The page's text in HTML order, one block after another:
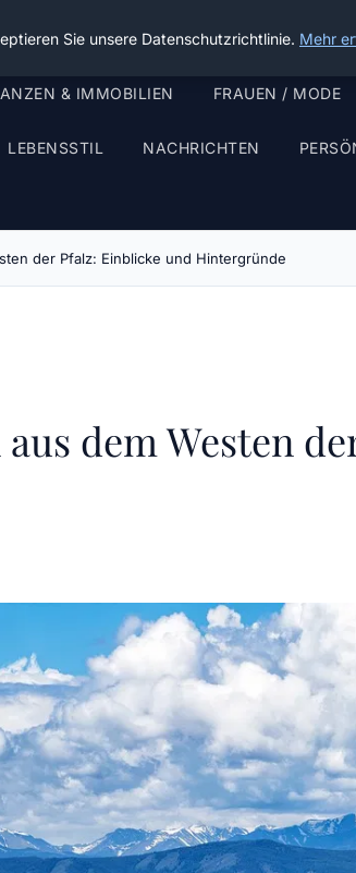
& IMMOBILIEN FRAUEN / MODE
LEBENSSTIL NACHRICHTEN
der Pfalz: Einblicke und Hintergründe
dem Westen
Sie unsere Datenschutzrichtlinie. Mehr